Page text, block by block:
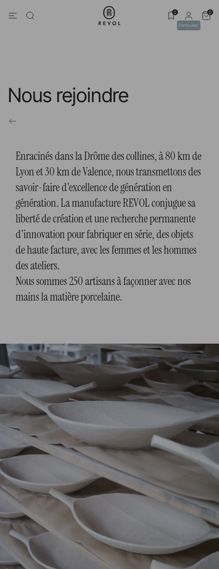
Particulier
0 0
Nous rejoindre
Enracinés dans la Drôme des collines, à 80 km de
Lyon et 30 km de Valence, nous transmettons des
savoir-faire d'excellence de génération en
génération. La manufacture REVOL conjugue sa
liberté de création et une recherche permanente
d'innovation pour fabriquer en série, des objets
de haute facture, avec les femmes et les hommes
des ateliers.
Nous sommes 250 artisans à façonner avec nos
mains la matière porcelaine.